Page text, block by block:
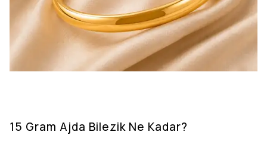
15 Gram Ajda Bilezik Ne Kadar?